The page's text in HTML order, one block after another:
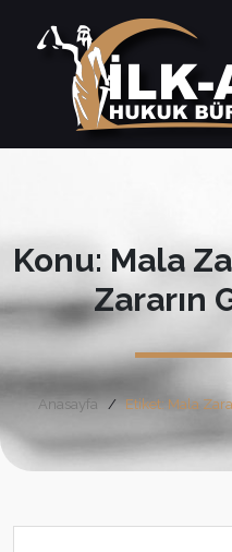
Konu: Mala
Zararın
Anasayfa Etiket: Mala